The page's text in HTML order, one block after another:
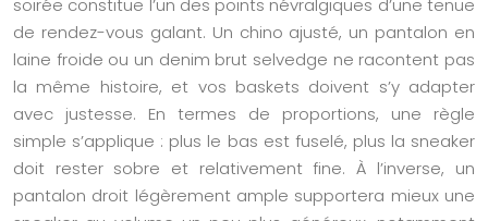
soirée constitue l’un des points névralgiques d’une tenue
de rendez-vous galant. Un chino ajusté, un pantalon en
laine froide ou un denim brut selvedge ne racontent pas
la même histoire, et vos baskets doivent s’y adapter
avec justesse. En termes de proportions, une règle
simple s’applique : plus le bas est fuselé, plus la sneaker
doit rester sobre et relativement fine. À l’inverse, un
pantalon droit légèrement ample supportera mieux une